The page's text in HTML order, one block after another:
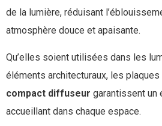
de la lumière, réduisant
atmosphère douce et apaisante.
Qu’elles soient utilisées dans les
éléments architecturaux, les plaques
compact diffuseur garantissent un
accueillant dans chaque espace.